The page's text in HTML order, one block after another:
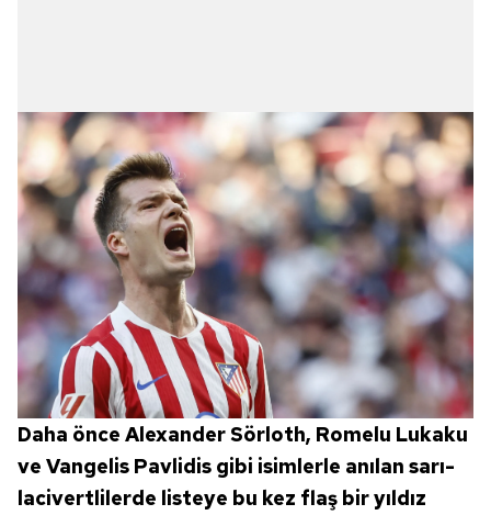
Daha önce Alexander Sörloth, Romelu Lukaku
ve Vangelis Pavlidis gibi isimlerle anılan sarı-
lacivertlilerde listeye bu kez flaş bir yıldız